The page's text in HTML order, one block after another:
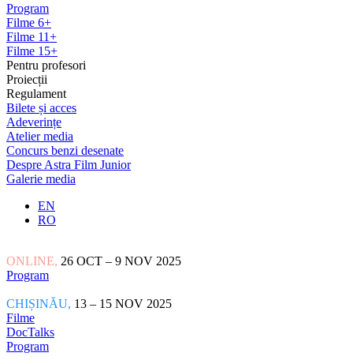
Program
Filme 6+
Filme 11+
Filme 15+
Pentru profesori
Proiecții
Regulament
Bilete și acces
Adeverințe
Atelier media
Concurs benzi desenate
Despre Astra Film Junior
Galerie media
EN
RO
ONLINE, 26 OCT – 9 NOV 2025
Program
CHIȘINĂU, 13 – 15 NOV 2025
Filme
DocTalks
Program